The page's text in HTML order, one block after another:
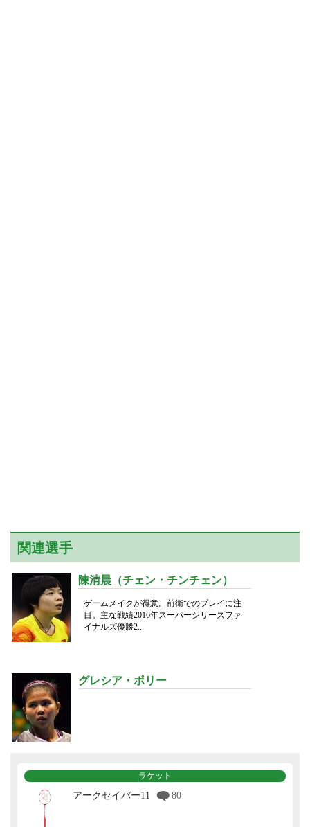
関連選手
陳清晨（チェン・チンチェン）
ゲームメイクが得意。前衛でのプレイに注
目。主な戦績2016年スーパーシリーズファ
イナルズ優勝2...
グレシア・ポリー
ラケット
アークセイバー11 80